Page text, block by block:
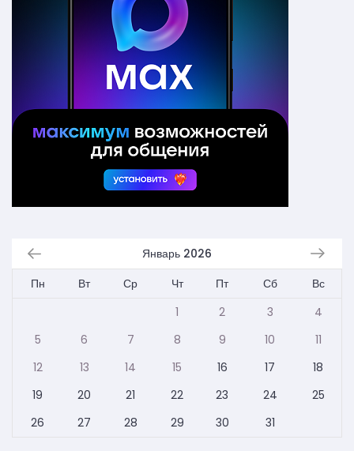
Январь 2026
Пн
Вт Ср Чт Пт Сб
Вс
1
2 3
4
5
6 7 8 9 10
11
12
13 14 15 16 17
18
19
20 21 22 23 24
25
26
27 28 29 30 31